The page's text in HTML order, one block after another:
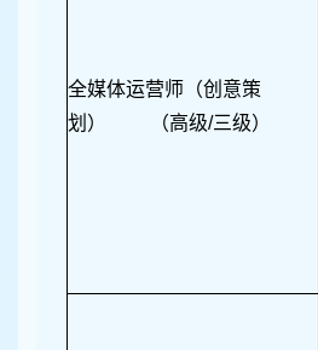
全媒体运营师（创意策
划） （高级/三级）